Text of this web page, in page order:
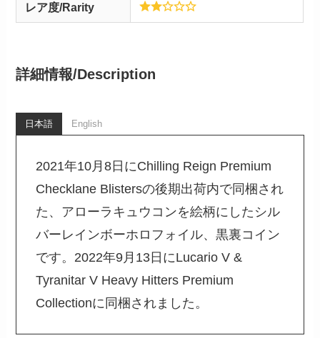
レア度/Rarity
詳細情報/Description
日本語 English
2021年10月8日にChilling Reign Premium
Checklane Blistersの後期出荷内で同梱され
た、アローラキュウコンを絵柄にしたシル
バーレインボーホロフォイル、黒裏コイン
です。2022年9月13日にLucario V &
Tyranitar V Heavy Hitters Premium
Collectionに同梱されました。